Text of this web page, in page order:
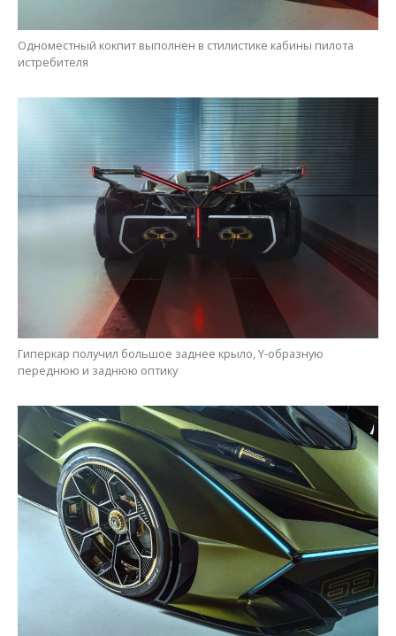
Одноместный кокпит выполнен в стилистике кабины пилота
истребителя
Гиперкар получил большое заднее крыло, Y-образную
переднюю и заднюю оптику